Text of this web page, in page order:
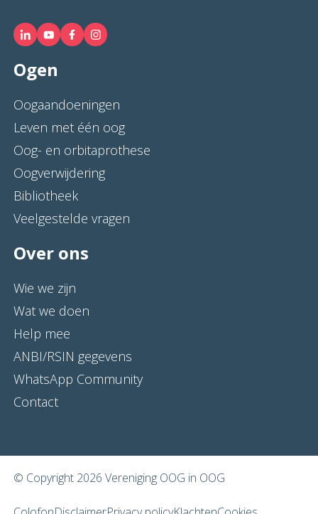
Ogen
Oogaandoeningen
Leven met één oog
Oog- en orbitaprothese
Oogverwijdering
Bibliotheek
Veelgestelde vragen
Over ons
Wie we zijn
Wat we doen
Help mee
ANBI/RSIN gegevens
WhatsApp Community
Contact
© Copyright 2026 Vereniging OOG in OOG